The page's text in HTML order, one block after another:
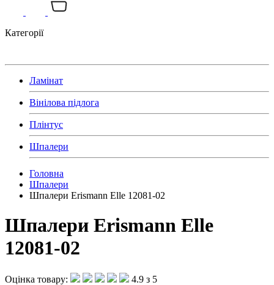
Категорії
Ламінат
Вінілова підлога
Плінтус
Шпалери
Головна
Шпалери
Шпалери Erismann Elle 12081-02
Шпалери Erismann Elle
12081-02
Оцінка товару: 4.9 з 5